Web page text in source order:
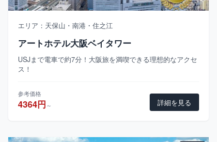
エリア：天保山・南港・住之江
アートホテル大阪ベイタワー
USJまで電車で約7分！大阪旅を満喫できる理想的なアクセ
ス！
参考価格
4364円～ 詳細を見る